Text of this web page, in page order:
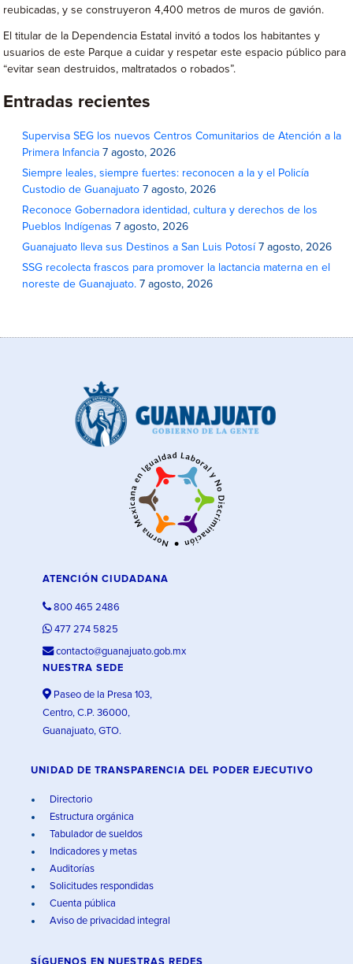
reubicadas, y se construyeron 4,400 metros de muros de gavión.
El titular de la Dependencia Estatal invitó a todos los habitantes y
usuarios de este Parque a cuidar y respetar este espacio público para
“evitar sean destruidos, maltratados o robados”.
Entradas recientes
Supervisa SEG los nuevos Centros Comunitarios de Atención a la
Primera Infancia 7 agosto, 2026
Siempre leales, siempre fuertes: reconocen a la y el Policía
Custodio de Guanajuato 7 agosto, 2026
Reconoce Gobernadora identidad, cultura y derechos de los
Pueblos Indígenas 7 agosto, 2026
Guanajuato lleva sus Destinos a San Luis Potosí 7 agosto, 2026
SSG recolecta frascos para promover la lactancia materna en el
noreste de Guanajuato. 7 agosto, 2026
ATENCIÓN CIUDADANA
800 465 2486
477 274 5825
contacto@guanajuato.gob.mx
NUESTRA SEDE
Paseo de la Presa 103,
Centro, C.P. 36000,
Guanajuato, GTO.
UNIDAD DE TRANSPARENCIA DEL PODER EJECUTIVO
Directorio
Estructura orgánica
Tabulador de sueldos
Indicadores y metas
Auditorías
Solicitudes respondidas
Cuenta pública
Aviso de privacidad integral
SÍGUENOS EN NUESTRAS REDES